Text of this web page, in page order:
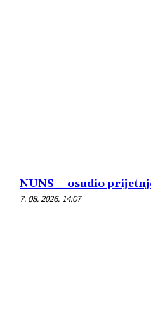
NUNS – osudio
7. 08. 2026. 14:07